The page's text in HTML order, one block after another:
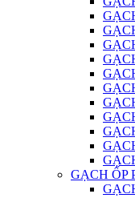
GẠCH ỐP